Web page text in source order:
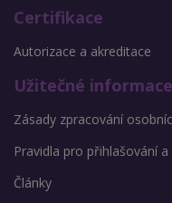
Certifikace
Autorizace a akreditace
Užitečné informace
Zásady zpracování
Pravidla pro přihlašování
Články